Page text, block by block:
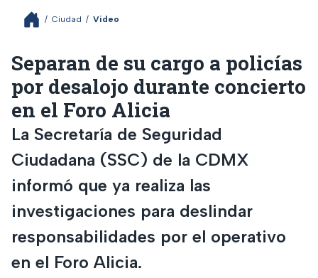
/ Ciudad / Video
Separan de su cargo a policías
por desalojo durante concierto
en el Foro Alicia
La Secretaría de Seguridad
Ciudadana (SSC) de la CDMX
informó que ya realiza las
investigaciones para deslindar
responsabilidades por el operativo
en el Foro Alicia.